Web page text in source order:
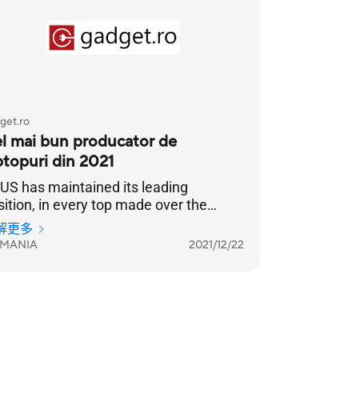
mai bun producator de
din 2021
has maintained its leading
in every top made over the
it has reached the highest position
podium
更多
2021/12/22